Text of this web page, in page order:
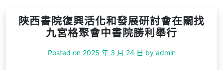
陜西書院復興活化和發展研討會在關找
九宮格聚會中書院勝利舉行
Posted on 2025 年 3 月 24 日 by admin